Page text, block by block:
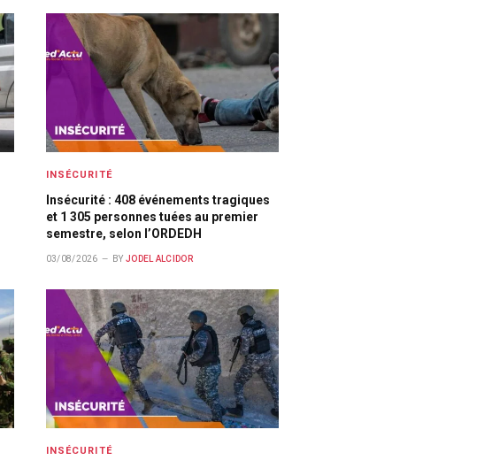
INSÉCURITÉ
Insécurité : 408 événements tragiques
et 1 305 personnes tuées au premier
semestre, selon l’ORDEDH
03/08/2026 BY JODEL ALCIDOR
INSÉCURITÉ